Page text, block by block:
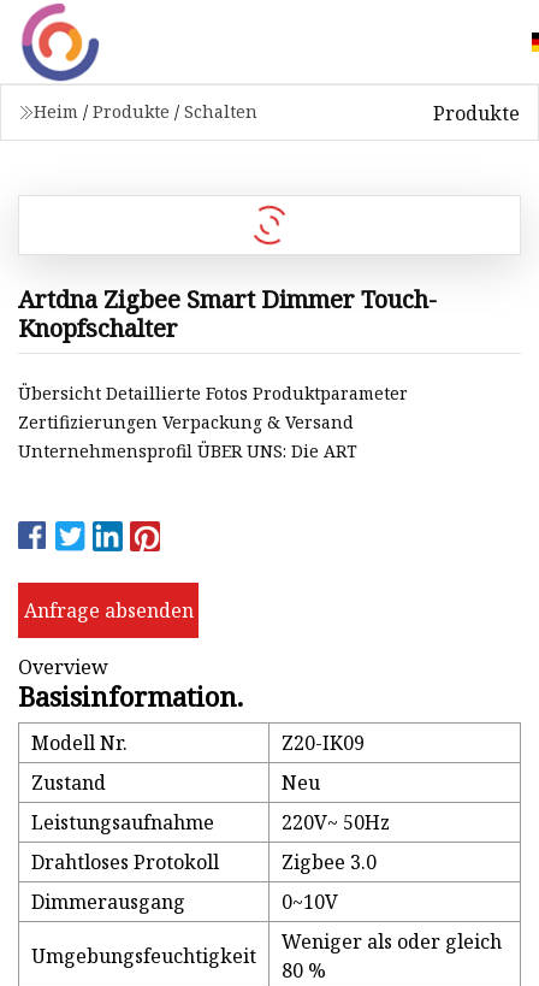
Heim / Produkte / Schalten Produkte
Artdna Zigbee Smart Dimmer Touch-
Knopfschalter
Übersicht Detaillierte Fotos Produktparameter
Zertifizierungen Verpackung & Versand
Unternehmensprofil ÜBER UNS: Die ART
Anfrage absenden
Overview
Basisinformation.
Modell Nr.
Z20-IK09
Zustand
Neu
Leistungsaufnahme
220V~ 50Hz
Drahtloses Protokoll
Zigbee 3.0
Dimmerausgang
0~10V
Umgebungsfeuchtigkeit
Weniger als oder gleich
80 %